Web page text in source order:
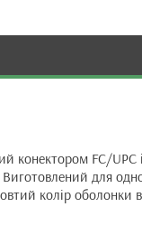
конектором FC/
для
колір оболонки